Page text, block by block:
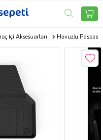
İçi Aksesuarları Havuzlu Paspas